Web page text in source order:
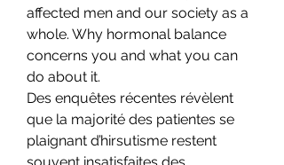
affected men and our society as a
whole. Why hormonal balance
concerns you and what you can
do about it.
Des enquêtes récentes révèlent
que la majorité des patientes se
plaignant d’hirsutisme restent